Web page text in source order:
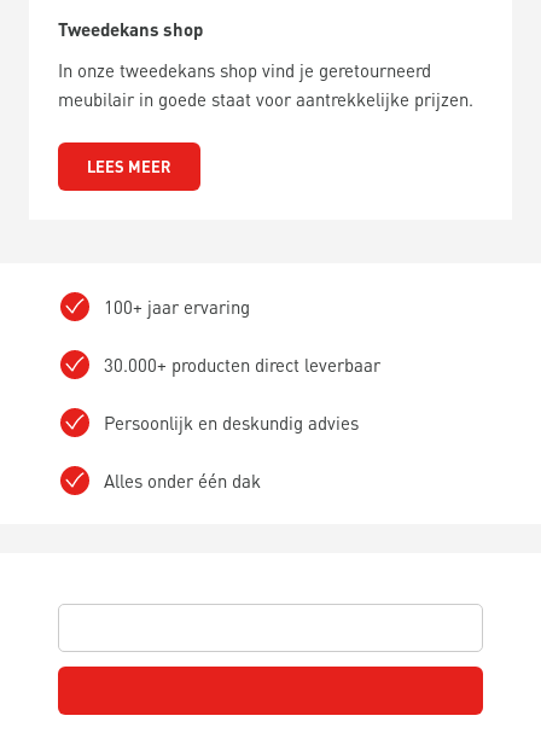
Tweedekans shop
In onze tweedekans shop vind je geretourneerd
meubilair in goede staat voor aantrekkelijke prijzen.
LEES MEER
100+ jaar ervaring
30.000+ producten direct leverbaar
Persoonlijk en deskundig advies
Alles onder één dak